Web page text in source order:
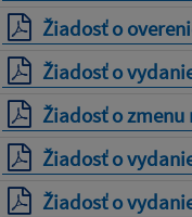
Žiadosť o
Žiadosť o
Žiadosť o
Žiadosť o
Žiadosť o